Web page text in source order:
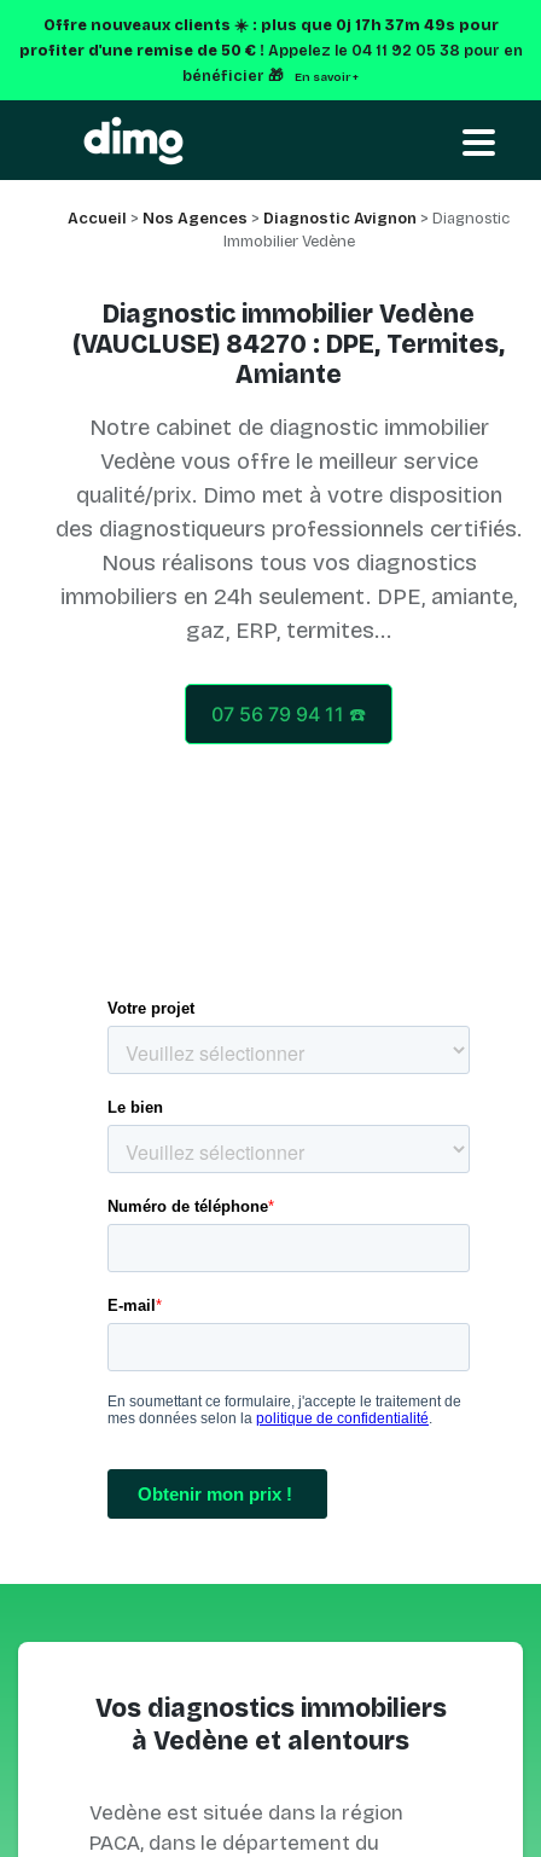
Offre nouveaux clients ☀️ : plus que 0j 17h 37m 49s pour
profiter d'une remise de 50 € ! Appelez le 04 11 92 05 38 pour en
bénéficier 🎁
En savoir +
Accueil > Nos Agences > Diagnostic Avignon > Diagnostic
Immobilier Vedène
Diagnostic immobilier Vedène
(VAUCLUSE) 84270 : DPE, Termites,
Amiante
Notre cabinet de diagnostic immobilier
Vedène vous offre le meilleur service
qualité/prix. Dimo met à votre disposition
des diagnostiqueurs professionnels certifiés.
Nous réalisons tous vos diagnostics
immobiliers en 24h seulement. DPE, amiante,
07 56 79 94 11 ☎️
Vos diagnostics immobiliers
à Vedène et alentours
Vedène est située dans la région
PACA, dans le département du